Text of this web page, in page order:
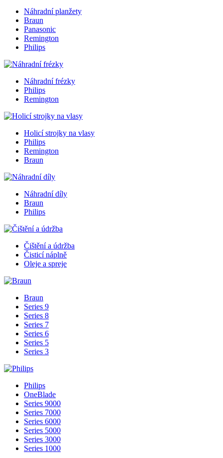
Náhradní planžety
Braun
Panasonic
Remington
Philips
Náhradní frézky
Philips
Remington
Holicí strojky na vlasy
Philips
Remington
Braun
Náhradní díly
Braun
Philips
Čištění a údržba
Čisticí náplně
Oleje a spreje
Braun
Series 9
Series 8
Series 7
Series 6
Series 5
Series 3
Philips
OneBlade
Series 9000
Series 7000
Series 6000
Series 5000
Series 3000
Series 1000